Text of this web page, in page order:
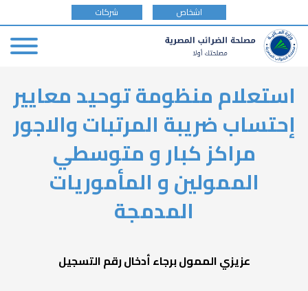
main
content
type
اشخاص شركات
استعلام منظومة توحيد معايير
إحتساب ضريبة المرتبات والاجور
مراكز كبار و متوسطي
الممولين و المأموريات
المدمجة
عزيزي الممول برجاء أدخال رقم التسجيل